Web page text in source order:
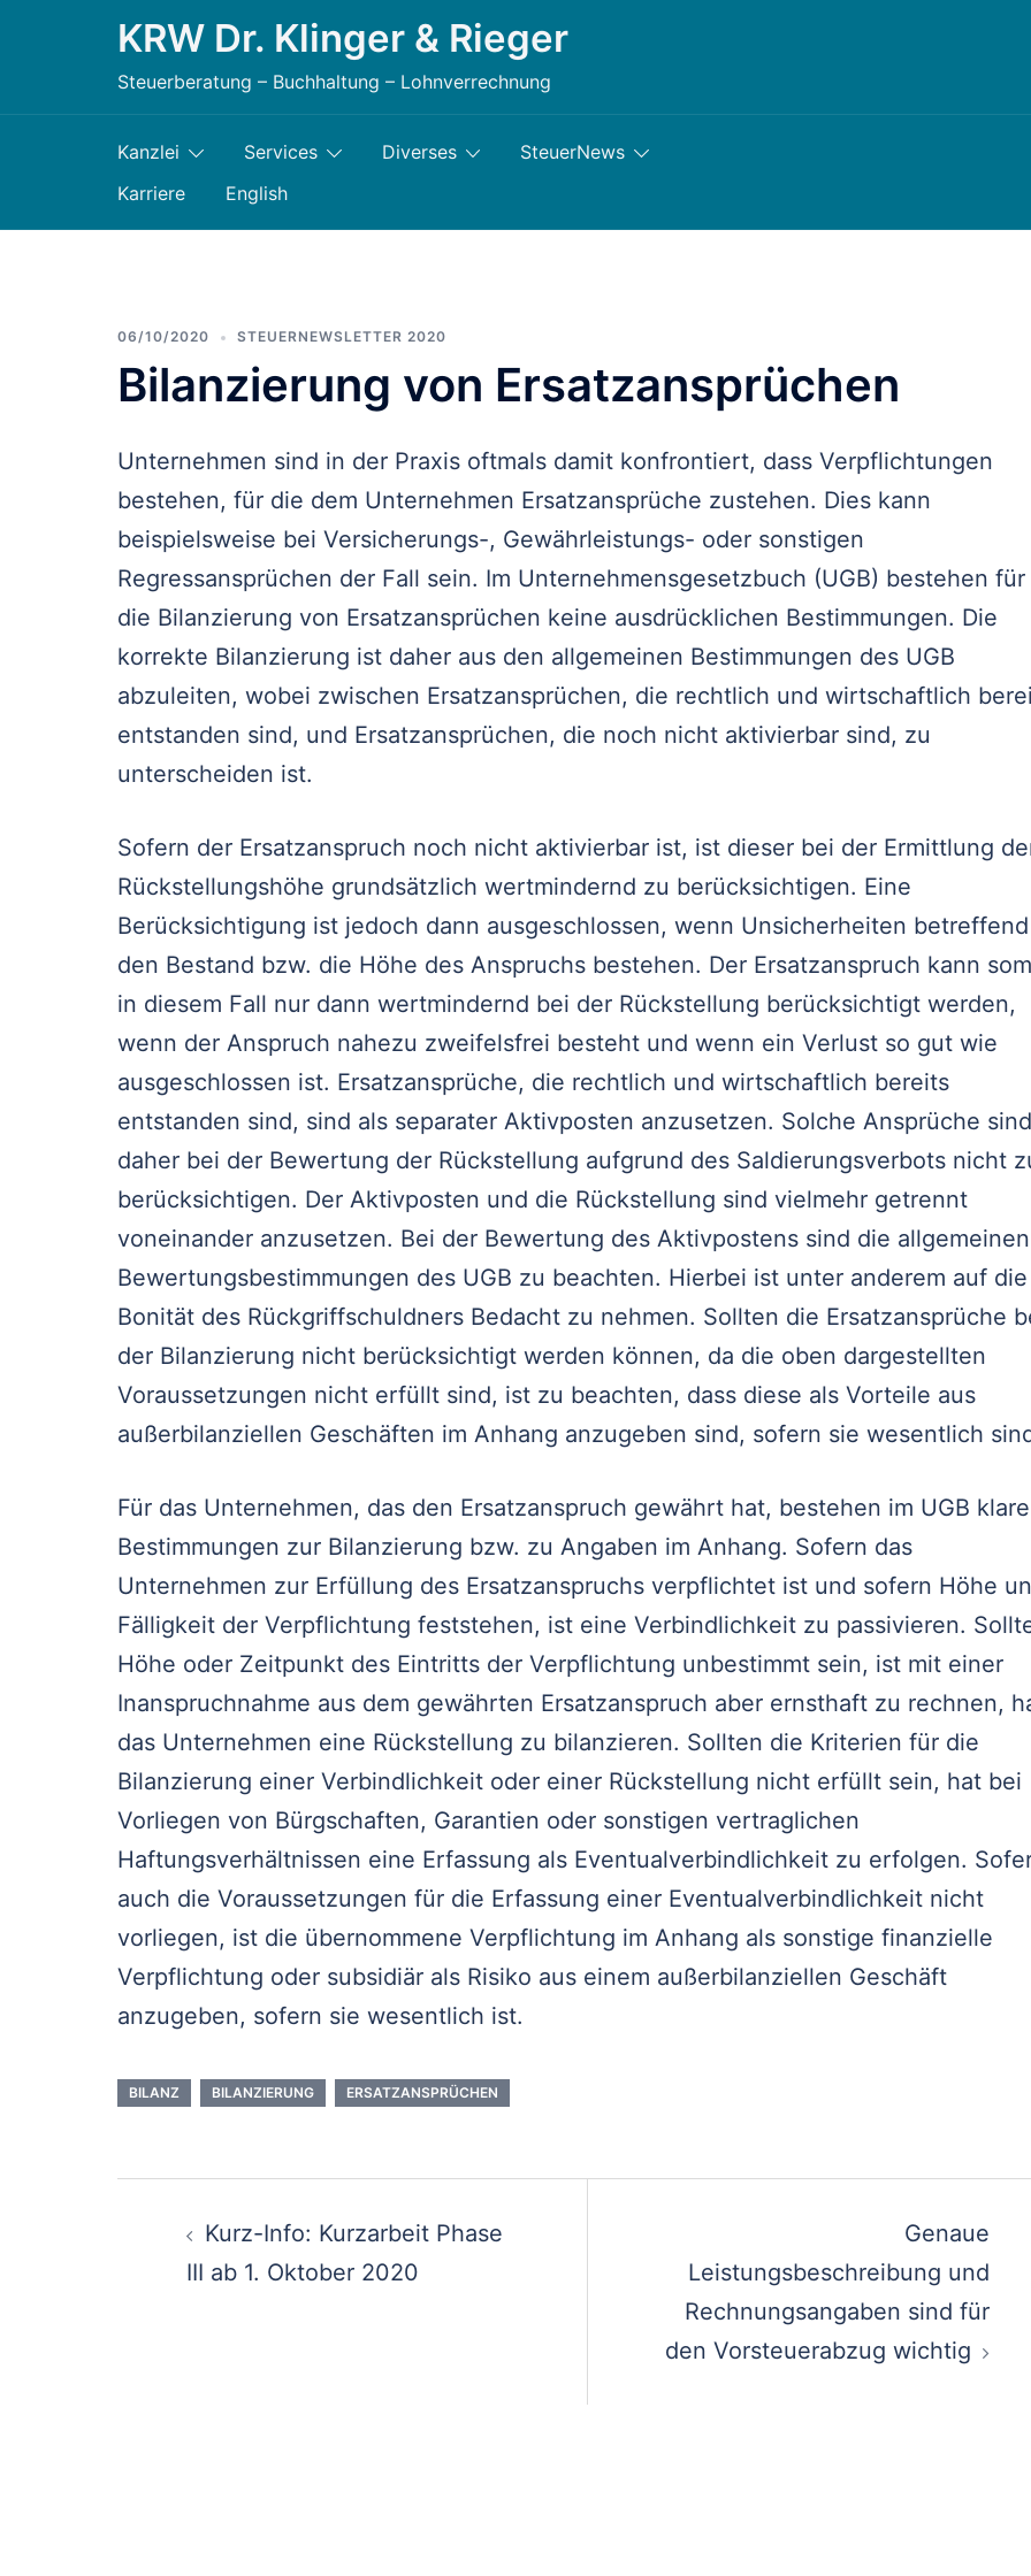
KRW Dr. Klinger & Rieger
Steuerberatung – Buchhaltung – Lohnverrechnung
Kanzlei Services Diverses
SteuerNews
Karriere
English
06/10/2020 STEUERNEWSLETTER 2020
Bilanzierung von Ersatzansprüchen
Unternehmen sind in der Praxis oftmals damit konfrontiert, dass Verpflichtungen
bestehen, für die dem Unternehmen Ersatzansprüche zustehen. Dies kann
beispielsweise bei Versicherungs-, Gewährleistungs- oder sonstigen
Regressansprüchen der Fall sein. Im Unternehmensgesetzbuch (UGB) bestehen für
die Bilanzierung von Ersatzansprüchen keine ausdrücklichen Bestimmungen. Die
korrekte Bilanzierung ist daher aus den allgemeinen Bestimmungen des UGB
abzuleiten, wobei zwischen Ersatzansprüchen, die rechtlich und wirtschaftlich
entstanden sind, und Ersatzansprüchen, die noch nicht aktivierbar sind, zu
unterscheiden ist.
Sofern der Ersatzanspruch noch nicht aktivierbar ist, ist dieser bei der Ermittlung
Rückstellungshöhe grundsätzlich wertmindernd zu berücksichtigen. Eine
Berücksichtigung ist jedoch dann ausgeschlossen, wenn Unsicherheiten betreffend
den Bestand bzw. die Höhe des Anspruchs bestehen. Der Ersatzanspruch kann
in diesem Fall nur dann wertmindernd bei der Rückstellung berücksichtigt werden,
wenn der Anspruch nahezu zweifelsfrei besteht und wenn ein Verlust so gut wie
ausgeschlossen ist. Ersatzansprüche, die rechtlich und wirtschaftlich bereits
entstanden sind, sind als separater Aktivposten anzusetzen. Solche Ansprüche sind
daher bei der Bewertung der Rückstellung aufgrund des Saldierungsverbots nicht
berücksichtigen. Der Aktivposten und die Rückstellung sind vielmehr getrennt
voneinander anzusetzen. Bei der Bewertung des Aktivpostens sind die allgemeinen
Bewertungsbestimmungen des UGB zu beachten. Hierbei ist unter anderem auf die
Bonität des Rückgriffschuldners Bedacht zu nehmen. Sollten die Ersatzansprüche
der Bilanzierung nicht berücksichtigt werden können, da die oben dargestellten
Voraussetzungen nicht erfüllt sind, ist zu beachten, dass diese als Vorteile aus
außerbilanziellen Geschäften im Anhang anzugeben sind, sofern sie wesentlich
Für das Unternehmen, das den Ersatzanspruch gewährt hat, bestehen im UGB klare
Bestimmungen zur Bilanzierung bzw. zu Angaben im Anhang. Sofern das
Unternehmen zur Erfüllung des Ersatzanspruchs verpflichtet ist und sofern Höhe
Fälligkeit der Verpflichtung feststehen, ist eine Verbindlichkeit zu passivieren.
Höhe oder Zeitpunkt des Eintritts der Verpflichtung unbestimmt sein, ist mit einer
Inanspruchnahme aus dem gewährten Ersatzanspruch aber ernsthaft zu rechnen,
das Unternehmen eine Rückstellung zu bilanzieren. Sollten die Kriterien für die
Bilanzierung einer Verbindlichkeit oder einer Rückstellung nicht erfüllt sein, hat bei
Vorliegen von Bürgschaften, Garantien oder sonstigen vertraglichen
Haftungsverhältnissen eine Erfassung als Eventualverbindlichkeit zu erfolgen.
auch die Voraussetzungen für die Erfassung einer Eventualverbindlichkeit nicht
vorliegen, ist die übernommene Verpflichtung im Anhang als sonstige finanzielle
Verpflichtung oder subsidiär als Risiko aus einem außerbilanziellen Geschäft
anzugeben, sofern sie wesentlich ist.
BILANZ BILANZIERUNG ERSATZANSPRÜCHEN
Kurz-Info: Kurzarbeit Phase
III ab 1. Oktober 2020
Genaue
Leistungsbeschreibung und
Rechnungsangaben sind für
den Vorsteuerabzug wichtig